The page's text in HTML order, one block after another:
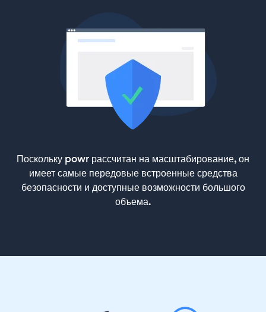
Поскольку powr рассчитан на масштабирование, он
имеет самые передовые встроенные средства
безопасности и доступные возможности большого
объема.